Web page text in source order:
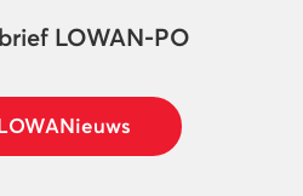
LOWAN-PO